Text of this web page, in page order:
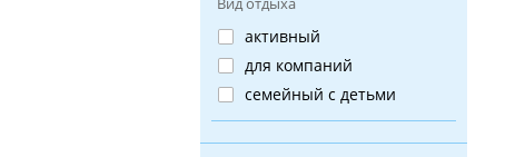
активный
для компаний
семейный с детьми